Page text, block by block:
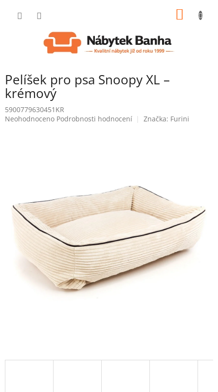
Pelíšek pro psa Snoopy XL –
krémový
5900779630451KR
Průměrné
Neohodnoceno Podrobnosti hodnocení Značka: Furini